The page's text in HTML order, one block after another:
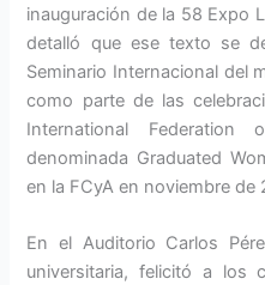
inauguración de la 58 Expo
detalló que ese texto se
Seminario Internacional del
como parte de las
International
denominada Graduated
en la FCyA en noviembre de
En el Auditorio Carlos
universitaria, felicitó a